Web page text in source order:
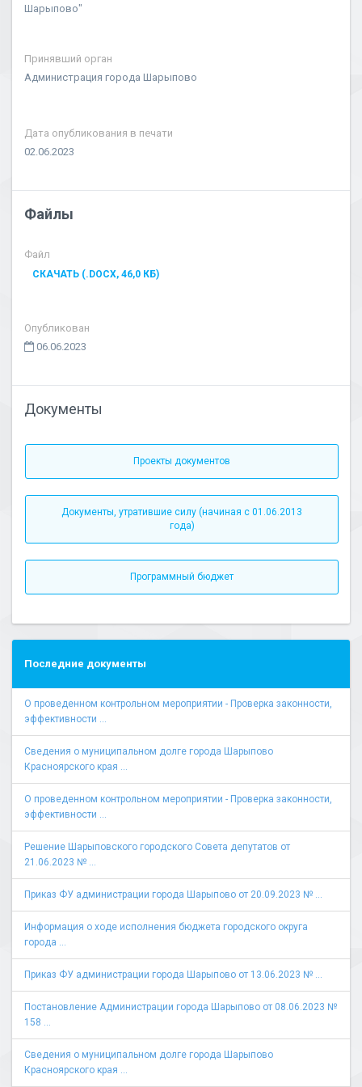
Шарыпово"
Принявший орган
Администрация города Шарыпово
Дата опубликования в печати
02.06.2023
Файлы
Файл
СКАЧАТЬ (.DOCX, 46,0 КБ)
Опубликован
06.06.2023
Документы
Проекты документов
Документы, утратившие силу (начиная с 01.06.2013
года)
Программный бюджет
Последние документы
О проведенном контрольном мероприятии - Проверка законности,
эффективности ...
Сведения о муниципальном долге города Шарыпово
Красноярского края ...
О проведенном контрольном мероприятии - Проверка законности,
эффективности ...
Решение Шарыповского городского Совета депутатов от
21.06.2023 № ...
Приказ ФУ администрации города Шарыпово от 20.09.2023 № ...
Информация о ходе исполнения бюджета городского округа
города ...
Приказ ФУ администрации города Шарыпово от 13.06.2023 № ...
Постановление Администрации города Шарыпово от 08.06.2023 №
158 ...
Сведения о муниципальном долге города Шарыпово
Красноярского края ...